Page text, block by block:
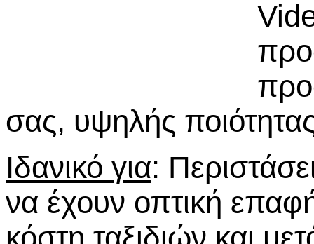
V
σας, υψηλής ποιότητας
Ιδανικό για:
να έχουν οπτική